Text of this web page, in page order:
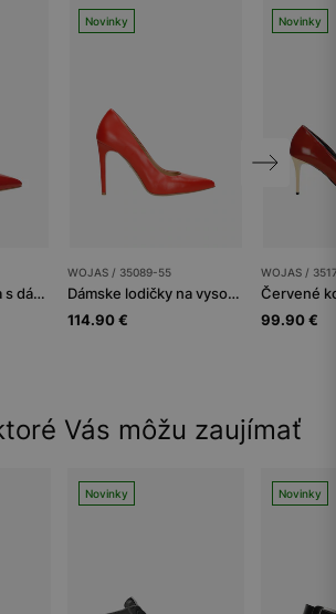
Pocit sebavedomia s dámskymi lodičkami v odtieňoch červenej
Novinky
WOJAS / 35089-55
Dámske lodičky na vysokom podpätku z Vás spravia divu
114.90 €
Novinky
WOJAS /
99.90 €
Vás môžu zaujímať
Novinky Novinky